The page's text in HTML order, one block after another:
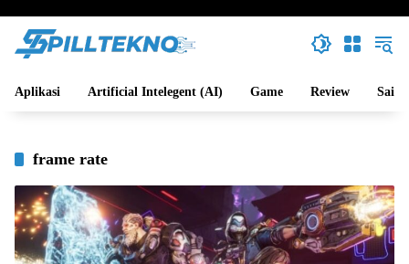
Aplikasi Artificial Intelegent (AI) Game Review Sains
frame rate